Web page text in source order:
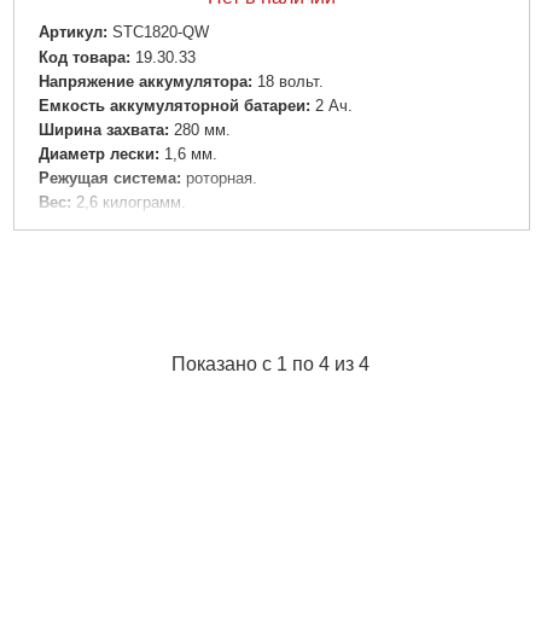
Артикул: STC1820-QW
Код товара: 19.30.33
Напряжение аккумулятора: 18 вольт.
Емкость аккумуляторной батареи: 2 Ач.
Ширина захвата: 280 мм.
Диаметр лески: 1,6 мм.
Режущая система: роторная.
Вес: 2,6 килограмм.
Показано с 1 по 4 из 4